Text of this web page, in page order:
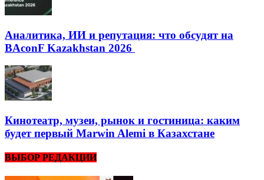
Аналитика, ИИ и репутация: что обсудят на
BAconF Kazakhstan 2026
Кинотеатр, музеи, рынок и гостиница: каким
будет первый Marwin Alemi в Казахстане
ВЫБОР РЕДАКЦИИ